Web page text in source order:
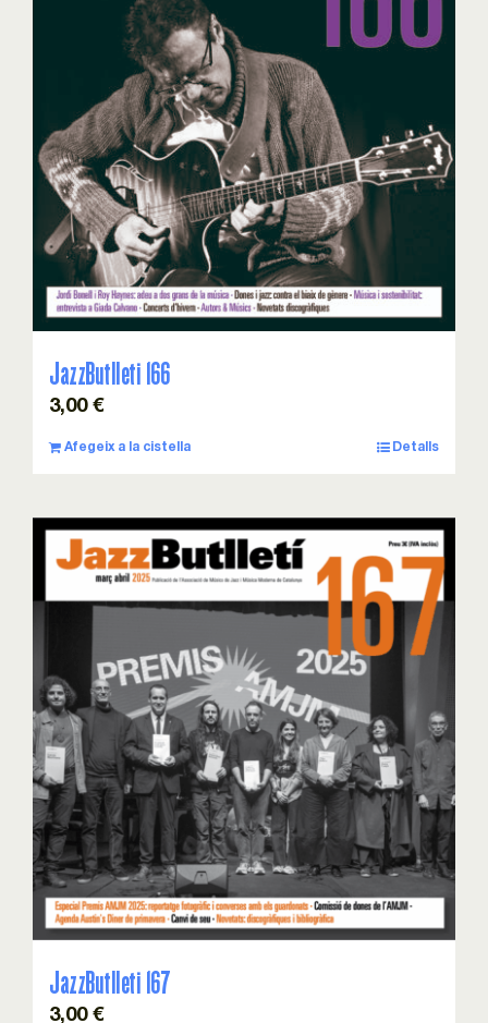
JazzButlleti 166
3,00 €
Afegeix a la cistella Detalls
JazzButlleti 167
3,00 €